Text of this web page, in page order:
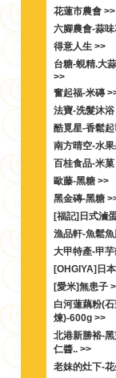
花蓮市農會 >>
六腳農會-蒜
得意人生 >>
台糖-蜆精.大
>>
奮起福-米磚
法寶-洗髮沐浴
酷覓星-香鬆
南方晴空-水
百桂食品-米菓
歐藤-黑糖 >>
黑金磚-黑糖
[福記]日式滷
漁品軒-魚鬆
大甲特產-甲
[OHGIYA]日
[愛米]無患子
白河蓮藕粉(
煉)-600g >>
北港新勝裕-
仁醬.. >>
老妹的灶下-